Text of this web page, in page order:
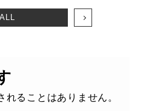
ALL
れることはありません。